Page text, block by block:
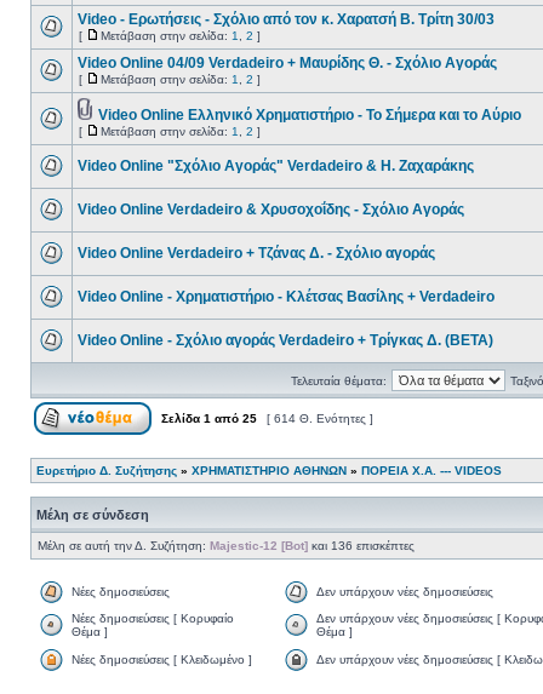
Video - Ερωτήσεις - Σχόλιο από τον κ. Χαρατσή Β. Τρίτη 30/03
[ Μετάβαση στην σελίδα: 1 2 ]
Video Online 04/09 Verdadeiro + Μαυρίδης Θ. - Σχόλιο Αγοράς
[ Μετάβαση στην σελίδα: 1 2 ]
Video Online Ελληνικό Χρηματιστήριο - Το Σήμερα και το Αύριο
[ Μετάβαση στην σελίδα: 1 2 ]
Video Online "Σχόλιο Αγοράς" Verdadeiro & H. Ζαχαράκης
Video Online Verdadeiro & Χρυσοχοΐδης - Σχόλιο Αγοράς
Video Online Verdadeiro + Τζάνας Δ. - Σχόλιο αγοράς
Video Online - Χρηματιστήριo - Κλέτσας Βασίλης + Verdadeiro
Video Online - Σχόλιο αγοράς Verdadeiro + Τρίγκας Δ. (BETA)
Τελευταία θέματα:
Σελίδα 1 από 25 [ 614 Θ. Ενότητες ]
Ευρετήριο Δ. Συζήτησης » ΧΡΗΜΑΤΙΣΤΗΡΙΟ ΑΘΗΝΩΝ » ΠΟΡΕΙΑ Χ.Α. --- VIDEOS
Μέλη σε σύνδεση
Μέλη σε αυτή την Δ. Συζήτηση: Majestic-12 [Bot] και 136 επισκέπτες
Νέες δημοσιεύσεις
Δεν υπάρχουν νέες δημοσιεύσεις
Νέες δημοσιεύσεις [ Κορυφαίο
Θέμα ]
Δεν υπάρχουν νέες δημοσιεύσεις [
Θέμα ]
Νέες δημοσιεύσεις [ Κλειδωμένο ] Δεν υπάρχουν νέες δημοσιεύσεις [